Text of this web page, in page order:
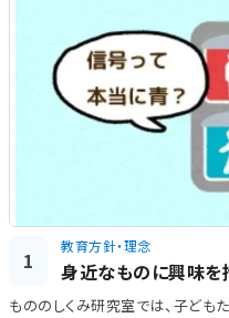
1
教育方針・理念
身近なものに興味を
もののしくみ研究室では、子ど